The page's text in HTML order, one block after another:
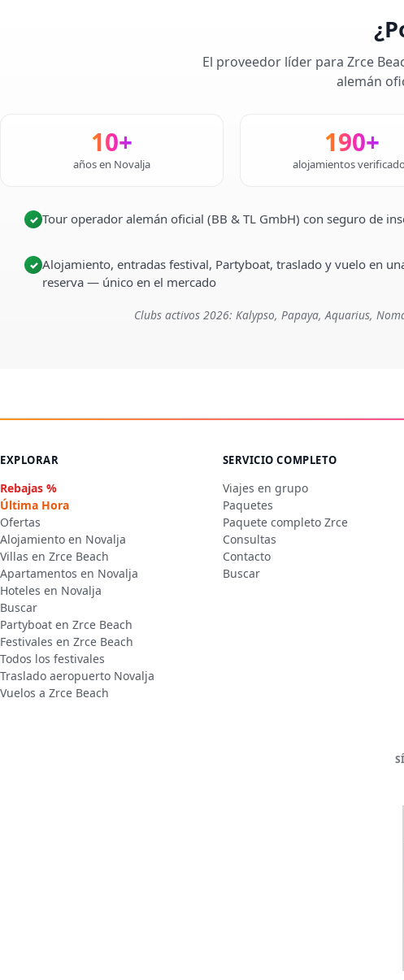
El proveedor líder para Zrce
alemán
10+
años en Novalja
190+
alojamientos
✓ Tour operador alemán oficial (BB & TL GmbH) con seguro de
✓ Alojamiento, entradas festival, Partyboat, traslado y vuelo en
reserva — único en el mercado
Clubs activos 2026: Kalypso, Papaya, Aquarius,
EXPLORAR
Rebajas %
Última Hora
Ofertas
Alojamiento en Novalja
Villas en Zrce Beach
Apartamentos en Novalja
Hoteles en Novalja
Buscar
Partyboat en Zrce Beach
Festivales en Zrce Beach
Todos los festivales
Traslado aeropuerto Novalja
Vuelos a Zrce Beach
SERVICIO COMPLETO
Viajes en grupo
Paquetes
Paquete completo Zrce
Consultas
Contacto
Buscar